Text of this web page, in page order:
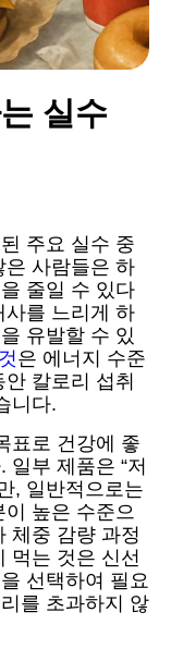
실수
주요 실수 중
은 사람들은 하
줄일 수 있다
사를 느리게 하
유발할 수 있
은 에너지 수준
칼로리 섭취
니다.
표로 건강에 좋
부 제품은 “저
, 일반적으로는
높은 수준으
체중 감량 과정
먹는 것은 신선
선택하여 필요
를 초과하지 않